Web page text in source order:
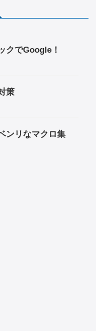
クでGoogle！
策
ンリなマクロ集